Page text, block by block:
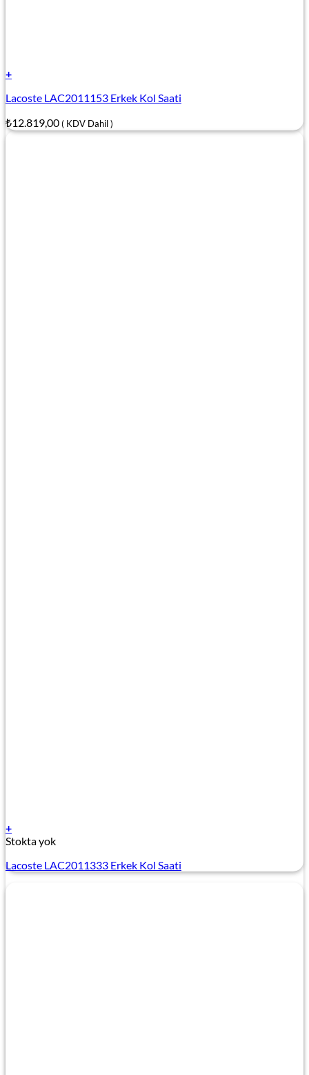
+
Lacoste LAC2011153 Erkek Kol Saati
₺12.819,00( KDV Dahil )
+
Stokta yok
Lacoste LAC2011333 Erkek Kol Saati